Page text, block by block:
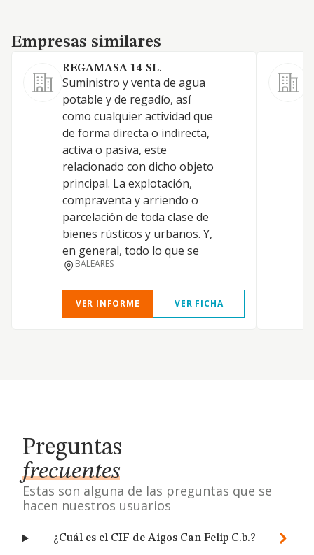
Empresas similares
Empresas similares
REGAMASA 14 SL.
Suministro y venta de agua
potable y de regadío, así
como cualquier actividad que
de forma directa o indirecta,
activa o pasiva, este
relacionado con dicho objeto
principal. La explotación,
compraventa y arriendo o
parcelación de toda clase de
bienes rústicos y urbanos. Y,
en general, todo lo que se
BALEARES
VER INFORME VER FICHA
Preguntas
frecuentes
Estas son alguna de las preguntas que se
hacen nuestros usuarios
¿Cuál es el CIF de Aigos Can Felip C.b.?